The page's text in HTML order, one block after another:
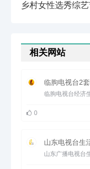
乡村女性选秀综
相关网站
0
山东电视台生